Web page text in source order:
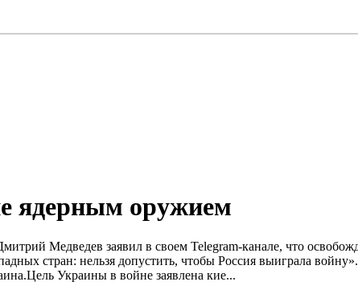
ядерным оружием
Медведев заявил в своем Telegram-канале, что
стран: нельзя допустить, чтобы Россия выиграла
Украины в войне заявлена ​​кие...